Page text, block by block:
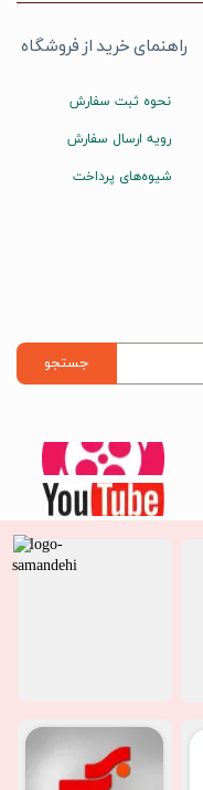
راهنمای خرید از فروشگاه
نحوه ثبت سفارش
رویه ارسال سفارش
شیوه‌های پرداخت
جستجو